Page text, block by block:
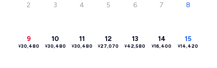
2 3 4 5 6 7 8
9
¥30,480
10
¥30,480
11
¥30,480
12
¥27,070
13
¥42,580
14
¥16,400
15
¥14,420